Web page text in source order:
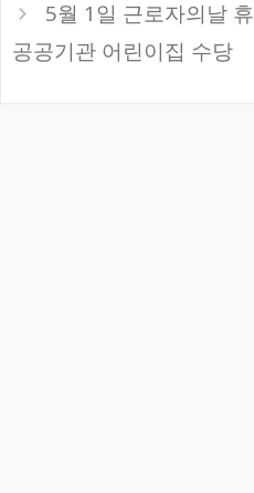
5월 1일 근로자의날
공공기관 어린이집 수당